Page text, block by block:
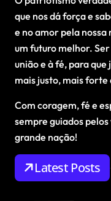
que nos dá força e
e no amor pela nossa
um futuro melhor.
união e à fé, para
mais justo, mais forte
Com coragem, fé e
sempre guiados
grande nação!
Latest Posts